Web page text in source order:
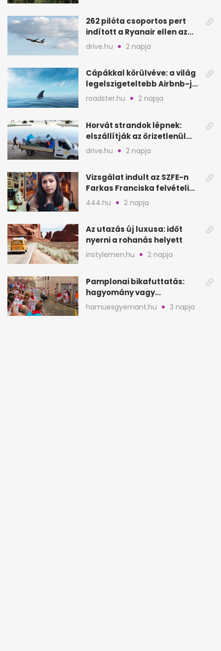
262 pilóta csoportos pert
indított a Ryanair ellen az
Egyesült Királyságban
drive.hu 2 napja
Cápákkal körülvéve: a világ
legelszigeteltebb Airbnb-je
a nyílt tengeren
roadster.hu 2 napja
Horvát strandok lépnek:
elszállítják az őrizetlenül
hagyott törölközőket
drive.hu 2 napja
Vizsgálat indult az SZFE-n
Farkas Franciska felvételi
videója után
444.hu 2 napja
Az utazás új luxusa: időt
nyerni a rohanás helyett
instylemen.hu 2 napja
Pamplonai bikafuttatás:
hagyomány vagy
értelmetlen vérontás?
hamuesgyemant.hu 3 napja